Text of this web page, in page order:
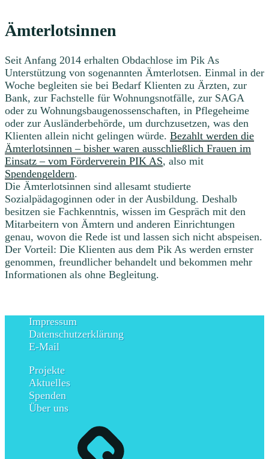
Ämterlotsinnen
Seit Anfang 2014 erhalten Obdachlose im Pik As
Unterstützung von sogenannten Ämterlotsen. Einmal in der
Woche begleiten sie bei Bedarf Klienten zu Ärzten, zur
Bank, zur Fachstelle für Wohnungsnotfälle, zur SAGA
oder zu Wohnungsbaugenossenschaften, in Pflegeheime
oder zur Ausländerbehörde, um durchzusetzen, was den
Klienten allein nicht gelingen würde. Bezahlt werden die
Ämterlotsinnen – bisher waren ausschließlich Frauen im
Einsatz – vom Förderverein PIK AS, also mit
Spendengeldern.
Die Ämterlotsinnen sind allesamt studierte
Sozialpädagoginnen oder in der Ausbildung. Deshalb
besitzen sie Fachkenntnis, wissen im Gespräch mit den
Mitarbeitern von Ämtern und anderen Einrichtungen
genau, wovon die Rede ist und lassen sich nicht abspeisen.
Der Vorteil: Die Klienten aus dem Pik As werden ernster
genommen, freundlicher behandelt und bekommen mehr
Informationen als ohne Begleitung.
Impressum
Datenschutzerklärung
E-Mail
Projekte
Aktuelles
Spenden
Über uns